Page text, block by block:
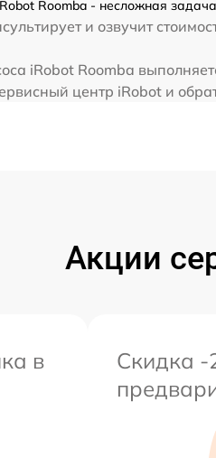
Roomba - несложная
и озвучит
iRobot Roomba
центр iRobot и
Акции
в
Скидка -